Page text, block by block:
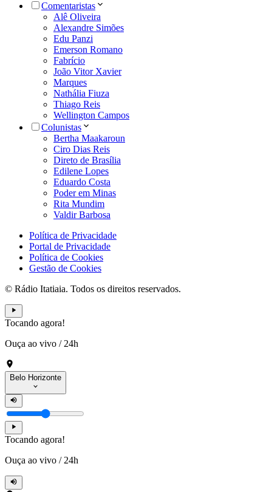
Comentaristas
Alê Oliveira
Alexandre Simões
Edu Panzi
Emerson Romano
Fabrício
João Vitor Xavier
Marques
Nathália Fiuza
Thiago Reis
Wellington Campos
Colunistas
Bertha Maakaroun
Ciro Dias Reis
Direto de Brasília
Edilene Lopes
Eduardo Costa
Poder em Minas
Rita Mundim
Valdir Barbosa
Política de Privacidade
Portal de Privacidade
Política de Cookies
Gestão de Cookies
© Rádio Itatiaia. Todos os direitos reservados.
Tocando agora!
Ouça ao vivo / 24h
Belo Horizonte
Tocando agora!
Ouça ao vivo / 24h